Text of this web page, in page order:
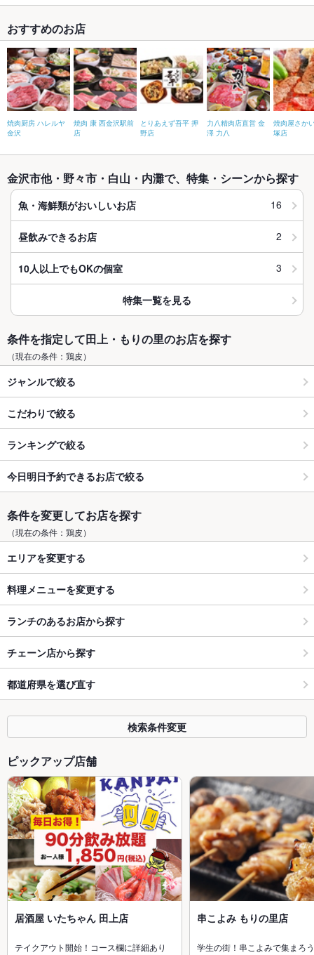
おすすめのお店
焼肉厨房 ハレルヤ
金沢
焼肉 康 西金沢駅前
店
とりあえず吾平 押
野店
力八精肉店直営 金
澤 力八
焼肉屋さか
塚店
金沢市他・野々市・白山・内灘で、特集・シーンから探す
魚・海鮮類がおいしいお店 16
昼飲みできるお店 2
10人以上でもOKの個室 3
特集一覧を見る
条件を指定して田上・もりの里のお店を探す
（現在の条件：鶏皮）
ジャンルで絞る
こだわりで絞る
ランキングで絞る
今日明日予約できるお店で絞る
条件を変更してお店を探す
（現在の条件：鶏皮）
エリアを変更する
料理メニューを変更する
ランチのあるお店から探す
チェーン店から探す
都道府県を選び直す
検索条件変更
ピックアップ店舗
居酒屋 いたちゃん 田上店
テイクアウト開始！コース欄に詳細あり
串こよみ もりの里店
学生の街！串こよみで集まろ